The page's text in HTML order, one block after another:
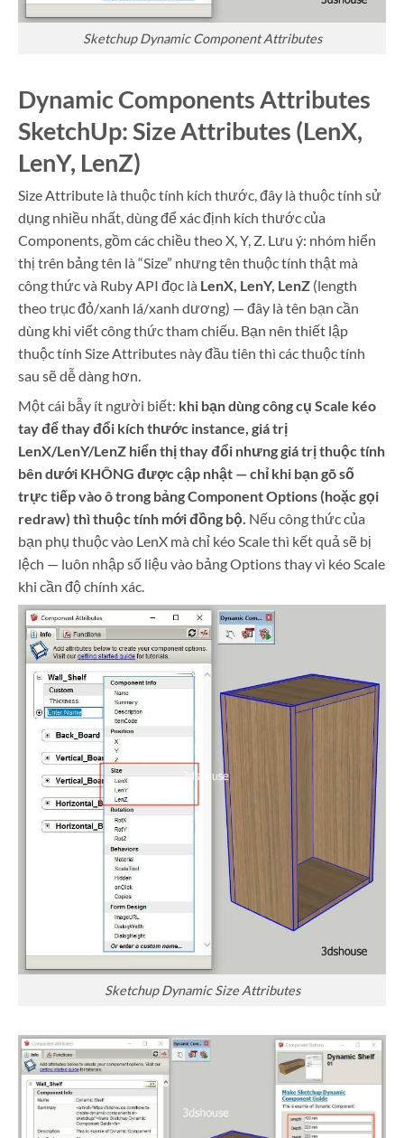
Sketchup Dynamic Component Attributes
Dynamic Components Attributes
SketchUp: Size Attributes (LenX,
LenY, LenZ)
Size Attribute là thuộc tính kích thước, đây là thuộc tính sử
dụng nhiều nhất, dùng để xác định kích thước của
Components, gồm các chiều theo X, Y, Z. Lưu ý: nhóm hiển
thị trên bảng tên là “Size” nhưng tên thuộc tính thật mà
công thức và Ruby API đọc là LenX, LenY, LenZ (length
theo trục đỏ/xanh lá/xanh dương) — đây là tên bạn cần
dùng khi viết công thức tham chiếu. Bạn nên thiết lập
thuộc tính Size Attributes này đầu tiên thì các thuộc tính
sau sẽ dễ dàng hơn.
Một cái bẫy ít người biết: khi bạn dùng công cụ Scale kéo
tay để thay đổi kích thước instance, giá trị
LenX/LenY/LenZ hiển thị thay đổi nhưng giá trị thuộc tính
bên dưới KHÔNG được cập nhật — chỉ khi bạn gõ số
trực tiếp vào ô trong bảng Component Options (hoặc gọi
redraw) thì thuộc tính mới đồng bộ. Nếu công thức của
bạn phụ thuộc vào LenX mà chỉ kéo Scale thì kết quả sẽ bị
lệch — luôn nhập số liệu vào bảng Options thay vì kéo Scale
khi cần độ chính xác.
Sketchup Dynamic Size Attributes